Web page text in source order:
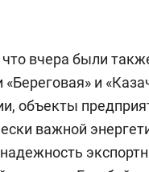
вчера были
и
объекты
важной